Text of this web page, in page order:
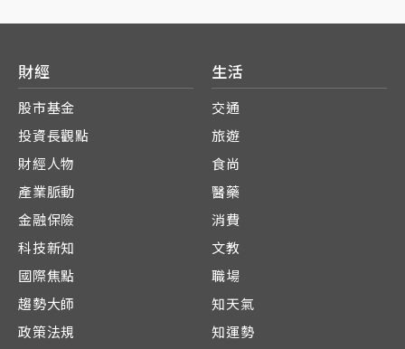
財經
股市基金
投資長觀點
財經人物
產業脈動
金融保險
科技新知
國際焦點
趨勢大師
政策法規
生活
交通
旅遊
食尚
醫藥
消費
文教
職場
知天氣
知運勢